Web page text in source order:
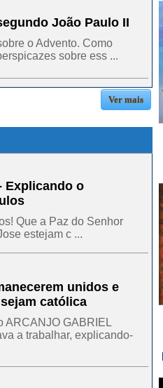
João Paulo II
o Advento. Como
sobre ess ...
Ver mais
Explicando o
Que a Paz do Senhor
estejam c ...
unidos e
católica
ARCANJO GABRIEL
a trabalhar, explicando-